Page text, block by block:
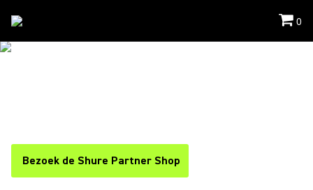
0
Bezoek de Shure Partner Shop
(Opens in a new tab)